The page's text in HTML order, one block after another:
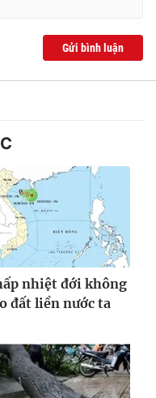
Gửi bình luận
nhiệt đới không
đất liền nước ta